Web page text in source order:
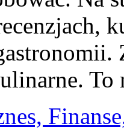
To